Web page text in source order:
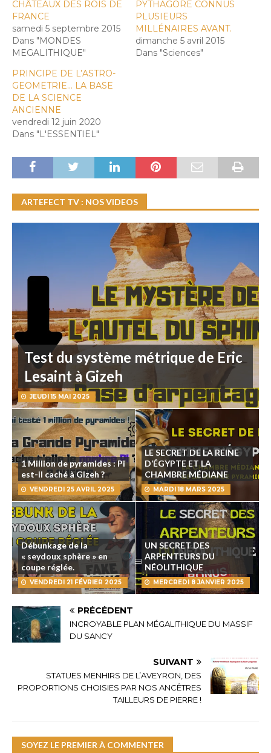
CHÂTEAUX DES ROIS DE
FRANCE
samedi 5 septembre 2015
Dans "MONDES
MEGALITHIQUE"
PYTHAGORE CONNUS
PLUSIEURS
MILLÉNAIRES AVANT.
dimanche 5 avril 2015
Dans "Sciences"
PRINCIPE DE L’ASTRO-
GEOMETRIE… LA BASE
DE LA SCIENCE
ANCIENNE
vendredi 12 juin 2020
Dans "L'ESSENTIEL"
ARTEFECT TV : NOS VIDEOS
Test du système métrique de Eric
Lesaint à Gizeh
JEUDI 15 MAI 2025
1 Million de pyramides : Pi
est-il caché à Gizeh ?
VENDREDI 25 AVRIL 2025
LE SECRET DE LA REINE
D’ÉGYPTE ET LA
CHAMBRE MÉDIANE
MARDI 18 MARS 2025
Débunkage de la
« seydoux sphère » en
coupe réglée.
VENDREDI 21 FÉVRIER 2025
UN SECRET DES
ARPENTEURS DU
NÉOLITHIQUE
MERCREDI 8 JANVIER 2025
PRÉCÉDENT
INCROYABLE PLAN MÉGALITHIQUE DU MASSIF
DU SANCY
SUIVANT
STATUES MENHIRS DE L’AVEYRON, DES
PROPORTIONS CHOISIES PAR NOS ANCÊTRES
TAILLEURS DE PIERRE !
SOYEZ LE PREMIER À COMMENTER